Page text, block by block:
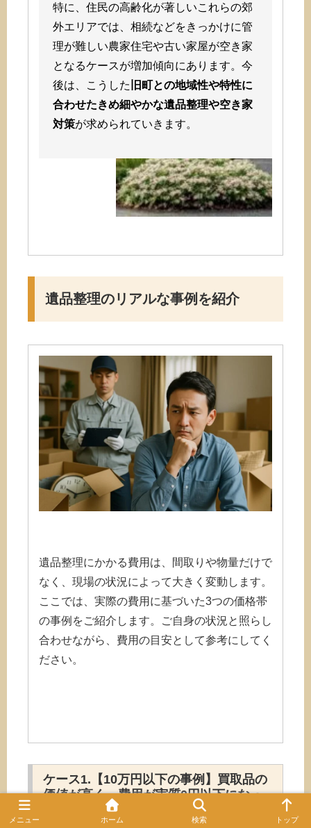
特に、住民の高齢化が著しいこれらの郊
外エリアでは、相続などをきっかけに管
理が難しい農家住宅や古い家屋が空き家
となるケースが増加傾向にあります。今
後は、こうした 旧町との地域性や特性に
合わせたきめ細やかな遺品整理や空き家
対策が求められていきます。
遺品整理のリアルな事例を紹介
遺品整理にかかる費用は、間取りや物量だけで
なく、現場の状況によって大きく変動します。
ここでは、実際の費用に基づいた3つの価格帯
の事例をご紹介します。ご自身の状況と照らし
合わせながら、費用の目安として参考にしてく
ださい。
ケース1.【10万円以下の事例】買取品の
価値が高く、費用が実質0円以下になっ
メニュー ホーム 検索 トップ